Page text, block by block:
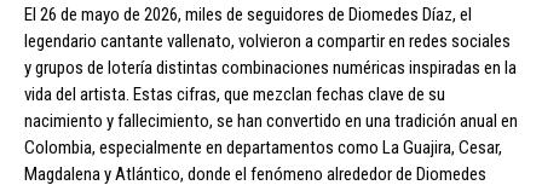
El 26 de mayo de 2026, miles de seguidores de Diomedes Díaz, el
legendario cantante vallenato, volvieron a compartir en redes sociales
y grupos de lotería distintas combinaciones numéricas inspiradas en la
vida del artista. Estas cifras, que mezclan fechas clave de su
nacimiento y fallecimiento, se han convertido en una tradición anual en
Colombia, especialmente en departamentos como La Guajira, Cesar,
Magdalena y Atlántico, donde el fenómeno alrededor de Diomedes